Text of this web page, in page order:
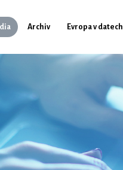
Archiv Evropa v datech